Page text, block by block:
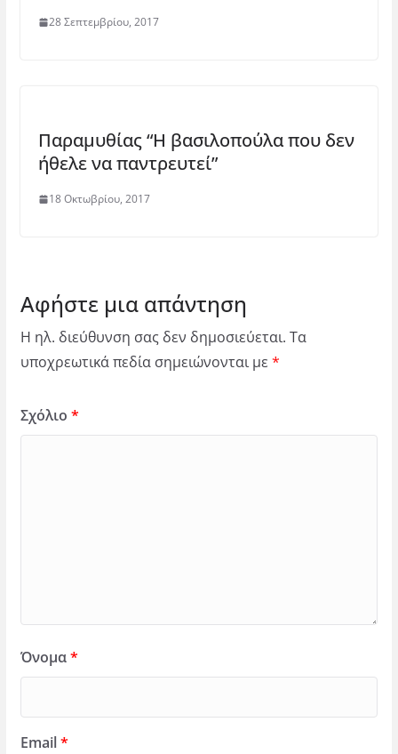
28 Σεπτεμβρίου, 2017
Παραμυθίας “Η βασιλοπούλα που δεν
ήθελε να παντρευτεί”
18 Οκτωβρίου, 2017
Αφήστε μια απάντηση
Η ηλ. διεύθυνση σας δεν δημοσιεύεται. Τα
υποχρεωτικά πεδία σημειώνονται με *
Σχόλιο *
Όνομα*
Email*